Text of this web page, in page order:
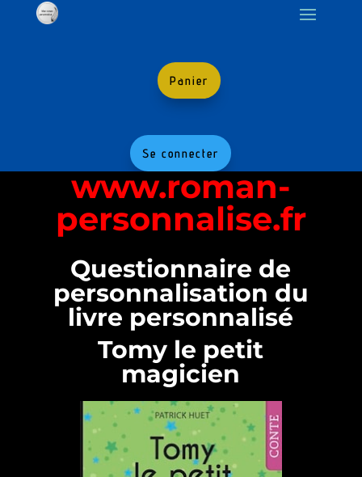
Panier
Se connecter
www.roman-
personnalise.fr
Questionnaire de
personnalisation du
livre personnalisé
Tomy le petit
magicien